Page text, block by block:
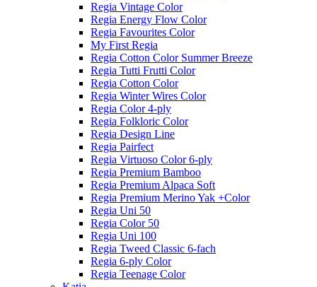
Regia Vintage Color
Regia Energy Flow Color
Regia Favourites Color
My First Regia
Regia Cotton Color Summer Breeze
Regia Tutti Frutti Color
Regia Cotton Color
Regia Winter Wires Color
Regia Color 4-ply
Regia Folkloric Color
Regia Design Line
Regia Pairfect
Regia Virtuoso Color 6-ply
Regia Premium Bamboo
Regia Premium Alpaca Soft
Regia Premium Merino Yak +Color
Regia Uni 50
Regia Color 50
Regia Uni 100
Regia Tweed Classic 6-fach
Regia 6-ply Color
Regia Teenage Color